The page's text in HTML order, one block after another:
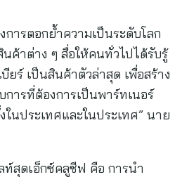
การตอกย้ำความเป็นระดับโลก
ค้าต่าง ๆ สื่อให้คนทั่วไปได้รับรู้
ยร์ เป็นสินค้าตัวล่าสุด เพื่อสร้าง
การที่ต้องการเป็นพาร์ทเนอร์
นประเทศและในประเทศ” นาย
สุดเอ็กซ์คลูซีฟ คือ การนำ